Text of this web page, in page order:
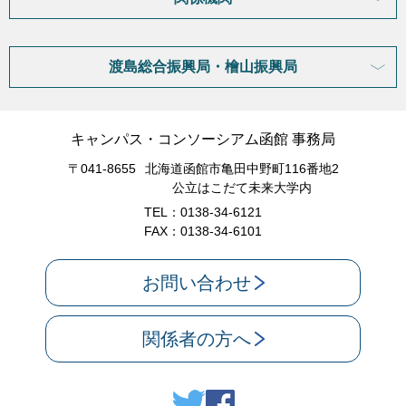
渡島総合振興局・檜山振興局
キャンパス・コンソーシアム函館 事務局
〒041-8655
北海道函館市亀田中野町116番地2
公立はこだて未来大学内
TEL：0138-34-6121
FAX：0138-34-6101
お問い合わせ
関係者の方へ